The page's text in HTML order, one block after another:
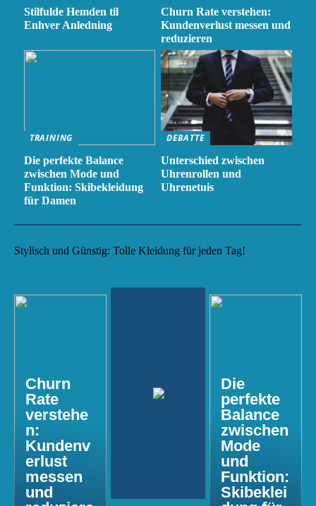
Stilfulde Hemden til
Enhver Anledning
Churn Rate verstehen:
Kundenverlust messen und
reduzieren
TRAINING
Die perfekte Balance
zwischen Mode und
Funktion: Skibekleidung
für Damen
DEBATTE
Unterschied zwischen
Uhrenrollen und
Uhrenetuis
Stylisch und Günstig: Tolle Kleidung für jeden Tag!
Churn
Rate
verstehe
n:
Kundenv
erlust
messen
und
Die
perfekte
Balance
zwischen
Mode
und
Funktion:
Skibeklei